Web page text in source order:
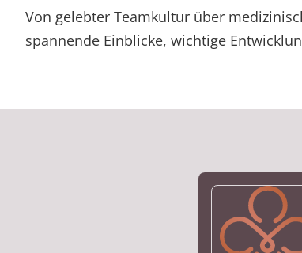
Von gelebter Teamkultur über
spannende Einblicke, wichtige